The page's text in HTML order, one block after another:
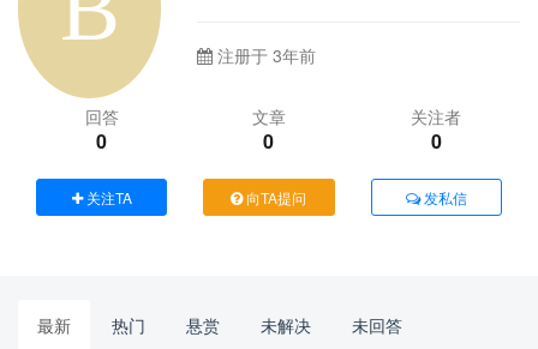
注册于 3年前
回答
0
文章
0
关注者
0
关注TA 向TA提问 发私信
最新 热门 悬赏 未解决 未回答